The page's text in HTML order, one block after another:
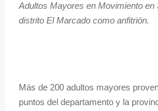
Adultos Mayores en Movimiento en
distrito El Marcado como anfitrión.
Más de 200 adultos mayores
puntos del departamento y la